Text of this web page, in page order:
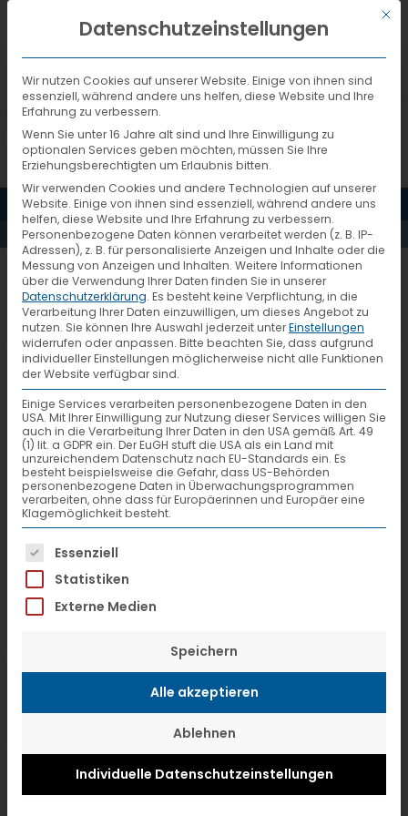
DEUTSCH
MENÜ
SO GEHT
STÜCKGUT
So geht Stückgut
VTL ist eine führende
Stückgutkooperation, die mit über 125
mittelständischen Logistik- und
Transportunternehmen in über 35
europäischen Ländern
zusammenarbeitet. Die Partner bilden
ein engmaschiges Transport-Netzwerk,
um Sendungen schnell und
kostengünstig von A nach B zu
Was ist eigentlich Stückgut
Beispiel: Sendungsreise im Hub-
and-Spoke-System
Mit
Datenschutzeinstellungen
Wir nutzen Cookies auf unserer Website. Einige von ihnen sind
essenziell, während andere uns helfen, diese Website und Ihre
Erfahrung zu verbessern.
Wenn Sie unter 16 Jahre alt sind und Ihre Einwilligung zu
optionalen Services geben möchten, müssen Sie Ihre
Erziehungsberechtigten um Erlaubnis bitten.
Wir verwenden Cookies und andere Technologien auf unserer
Website. Einige von ihnen sind essenziell, während andere uns
helfen, diese Website und Ihre Erfahrung zu verbessern.
Personenbezogene Daten können verarbeitet werden (z. B. IP-
Adressen), z. B. für personalisierte Anzeigen und Inhalte oder die
Messung von Anzeigen und Inhalten. Weitere Informationen
über die Verwendung Ihrer Daten finden Sie in unserer
Datenschutzerklärung. Es besteht keine Verpflichtung, in die
Verarbeitung Ihrer Daten einzuwilligen, um dieses Angebot zu
nutzen. Sie können Ihre Auswahl jederzeit unterEinstellungen
widerrufen oder anpassen. Bitte beachten Sie, dass aufgrund
individueller Einstellungen möglicherweise nicht alle Funktionen
der Website verfügbar sind.
Einige Services verarbeiten personenbezogene Daten in den
USA. Mit Ihrer Einwilligung zur Nutzung dieser Services willigen Sie
auch in die Verarbeitung Ihrer Daten in den USA gemäß Art. 49
(1) lit. a GDPR ein. Der EuGH stuft die USA als ein Land mit
unzureichendem Datenschutz nach EU-Standards ein. Es
besteht beispielsweise die Gefahr, dass US-Behörden
personenbezogene Daten in Überwachungsprogrammen
verarbeiten, ohne dass für Europäerinnen und Europäer eine
Klagemöglichkeit besteht.
Es folgt eine Liste der Service-Gruppen,
Essenziell
Statistiken
Externe Medien
Speichern
Alle akzeptieren
Ablehnen
Individuelle Datenschutzeinstellungen